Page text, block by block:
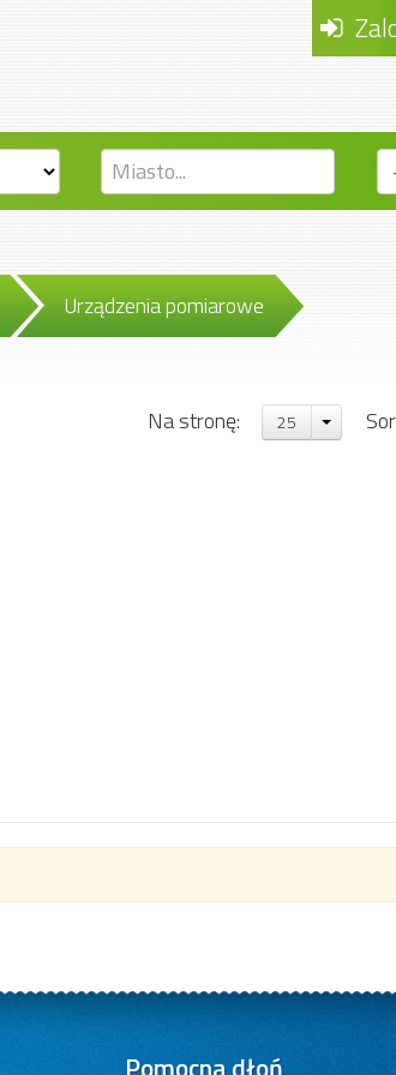
Urządzenia pomiarowe
Na stronę: 25